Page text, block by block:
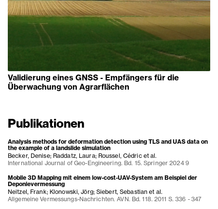
Validierung eines GNSS - Empfängers für die
Überwachung von Agrarflächen
Publikationen
Analysis methods for deformation detection using TLS and UAS data on
the example of a landslide simulation
Becker, Denise; Raddatz, Laura; Roussel, Cédric et al.
International Journal of Geo-Engineering. Bd. 15. Springer 2024 9
Mobile 3D Mapping mit einem low-cost-UAV-System am Beispiel der
Deponievermessung
Neitzel, Frank; Klonowski, Jörg; Siebert, Sebastian et al.
Allgemeine Vermessungs-Nachrichten. AVN. Bd. 118. 2011 S. 336 - 347